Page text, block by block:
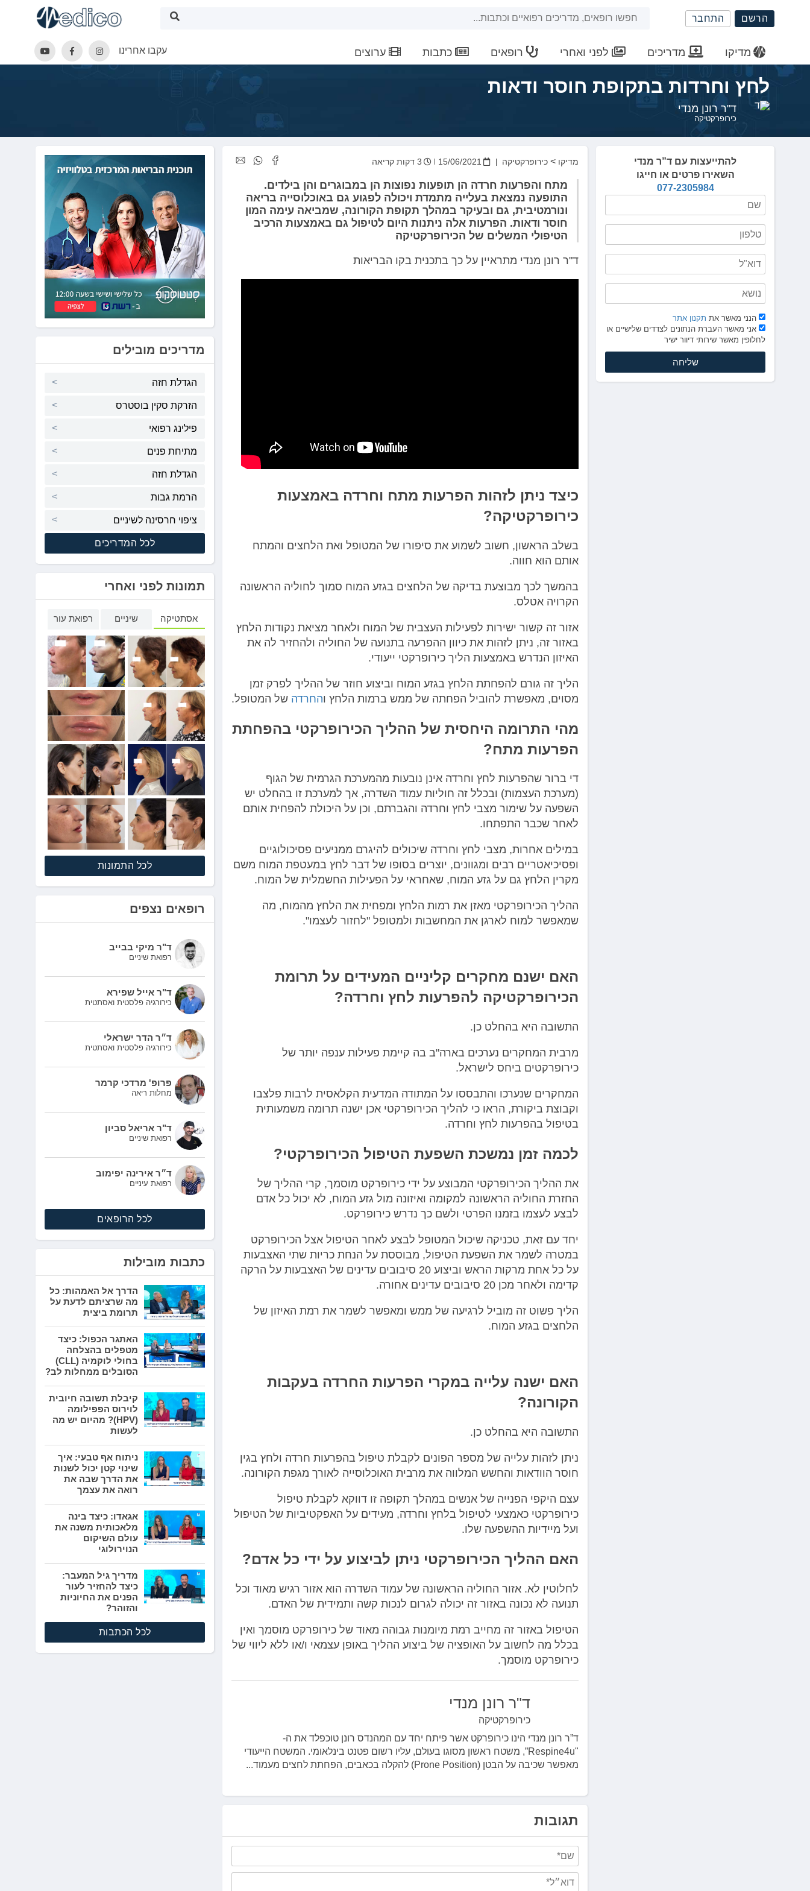
מַעֲרֶכֶת
הָאֲתָר.
הַמִּשְׁתַּמְּשִׁים
הרשם התחבר
חיפוש
מדיקו מדריכים לפני ואחרי רופאים כתבות ערוצים עקבו אחרינו
לחץ וחרדות בתקופת חוסר ודאות
ד"ר רונן מנדי
כירופרקטיקה
להתייעצות עם ד”ר מנדי
השאירו פרטים או חייגו
077-2305984
הנני מאשר את תקנון אתר
אני מאשר העברת הנתונים לצדדים שלישיים או
לחלופין מאשר שירותי דיוור ישיר
מדיקו > כירופרקטיקה 15/06/2021 3 דקות קריאה
מתח והפרעות חרדה הן תופעות נפוצות הן במבוגרים והן בילדים.
התופעה נמצאת בעלייה מתמדת ויכולה לפגוע גם באוכלוסייה בריאה
ונורמטיבית, גם ובעיקר במהלך תקופת הקורונה, שמביאה עימה המון
חוסר ודאות. הפרעות אלה ניתנות היום לטיפול גם באמצעות הרכיב
הטיפולי המשלים של הכירופרקטיקה
ד"ר רונן מנדי מתראיין על כך בתכנית בקו הבריאות
כיצד ניתן לזהות הפרעות מתח וחרדה באמצעות
כירופרקטיקה?
בשלב הראשון, חשוב לשמוע את סיפורו של המטופל ואת הלחצים והמתח
אותם הוא חווה.
בהמשך לכך מבוצעת בדיקה של הלחצים בגזע המוח סמוך לחוליה הראשונה
הקרויה אטלס.
אזור זה קשור ישירות לפעילות העצבית של המוח ולאחר מציאת נקודות הלחץ
באזור זה, ניתן לזהות את כיוון ההפרעה בתנועה של החוליה ולהחזיר לה את
האיזון הנדרש באמצעות הליך כירופרקטי ייעודי.
הליך זה גורם להפחתת הלחץ בגזע המוח וביצוע חוזר של ההליך לפרק זמן
מסוים, מאפשרת להוביל הפחתה של ממש ברמות הלחץ והחרדה של המטופל.
מהי התרומה היחסית של ההליך הכירופרקטי בהפחתת
הפרעות מתח?
די ברור שהפרעות לחץ וחרדה אינן נובעות מהמערכת הגרמית של הגוף
(מערכת העצמות) ובכלל זה חוליות עמוד השדרה, אך למערכת זו בהחלט יש
השפעה על שימור מצבי לחץ וחרדה והגברתם, וכן על היכולת להפחית אותם
לאחר שכבר התפתחו.
במילים אחרות, מצבי לחץ וחרדה שיכולים להיגרם ממניעים פסיכולוגיים
ופסיכיאטריים רבים ומגוונים, יוצרים בסופו של דבר לחץ במעטפת המוח משם
מקרין הלחץ גם על גזע המוח, שאחראי על הפעילות החשמלית של המוח.
ההליך הכירופרקטי מאזן את רמות הלחץ ומפחית את הלחץ מהמוח, מה
שמאפשר למוח לארגן את המחשבות ולמטופל "לחזור לעצמו".
האם ישנם מחקרים קליניים המעידים על תרומת
הכירופרקטיקה להפרעות לחץ וחרדה?
התשובה היא בהחלט כן.
מרבית המחקרים נערכים בארה"ב בה קיימת פעילות ענפה יותר של
כירופרקטים ביחס לישראל.
המחקרים שנערכו והתבססו על המתודה המדעית הקלאסית לרבות פלצבו
וקבוצת ביקורת, הראו כי להליך הכירופרקטי אכן ישנה תרומה משמעותית
בטיפול בהפרעות לחץ וחרדה.
לכמה זמן נמשכת השפעת הטיפול הכירופרקטי?
את ההליך הכירופרקטי המבוצע על ידי כירופרקט מוסמך, קרי ההליך של
החזרת החוליה הראשונה למקומה ואיזונה מול גזע המוח, לא יכול כל אדם
לבצע לעצמו בזמנו הפרטי ולשם כך נדרש כירופרקט.
יחד עם זאת, טכניקה שיכול המטופל לבצע לאחר הטיפול אצל הכירופרקט
במטרה לשמר את השפעת הטיפול, מבוססת על הנחת כריות שתי האצבעות
על כל אחת מרקות הראש וביצוע 20 סיבובים עדינים של האצבעות על הרקה
קדימה ולאחר מכן 20 סיבובים עדינים אחורה.
הליך פשוט זה מוביל לרגיעה של ממש ומאפשר לשמר את רמת האיזון של
הלחצים בגזע המוח.
האם ישנה עלייה במקרי הפרעות החרדה בעקבות
הקורונה?
התשובה היא בהחלט כן.
ניתן לזהות עלייה של מספר הפונים לקבלת טיפול בהפרעות חרדה ולחץ בגין
חוסר הוודאות והחשש המלווה את מרבית האוכלוסייה לאורך מגפת הקורונה.
עצם היקפי הפנייה של אנשים במהלך תקופה זו דווקא לקבלת טיפול
כירופרקטי כאמצעי לטיפול בלחץ וחרדה, מעידים על האפקטיביות של הטיפול
ועל מיידיות ההשפעה שלו.
האם ההליך הכירופרקטי ניתן לביצוע על ידי כל אדם?
לחלוטין לא. אזור החוליה הראשונה של עמוד השדרה הוא אזור רגיש מאוד וכל
תנועה לא נכונה באזור זה יכולה לגרום לנכות קשה ותמידית של האדם.
הטיפול באזור זה מחייב רמת מיומנות גבוהה מאוד של כירופרקט מוסמך ואין
בכלל מה לחשוב על האופציה של ביצוע ההליך באופן עצמאי ו/או ללא ליווי של
כירופרקט מוסמך.
ד"ר רונן מנדי
כירופרקטיקה
ד”ר רונן מנדי הינו כירופרקט אשר פיתח יחד עם המהנדס רונן טוכפלד את ה-
"Respine4u”, משטח ראשון מסוגו בעולם, עליו רשום פטנט בינלאומי. המשטח הייעודי
מאפשר שכיבה על הבטן (Prone Position) להקלה בכאבים, הפחתת לחצים מעמוד...
תגובות
מדריכים מובילים
הגדלת חזה
הזרקת סקין בוסטרס
פילינג רפואי
מתיחת פנים
הגדלת חזה
הרמת גבות
ציפוי חרסינה לשיניים
לכל המדריכים
תמונות לפני ואחרי
אסתטיקה שיניים רפואת עור
לכל התמונות
רופאים נצפים
ד"ר מיקי בבייב
רפואת שיניים
ד"ר אייל שפירא
כירורגיה פלסטית ואסתטית
ד״ר הדר ישראלי
כירורגיה פלסטית ואסתטית
פרופ' מרדכי קרמר
מחלות ריאה
ד"ר אריאל סביון
רפואת שיניים
ד״ר אירינה יפימוב
רפואת עיניים
לכל הרופאים
כתבות מובילות
הדרך אל האמהות: כל
מה שרציתם לדעת על
תרומת ביצית
האתגר הכפול: כיצד
מטפלים בהצלחה
בחולי לוקמיה (CLL)
הסובלים ממחלות לב?
קיבלת תשובה חיובית
לוירוס הפפילומה
(HPV)? מהיום יש מה
לעשות
ניתוח אף טבעי: איך
שינוי קטן יכול לשנות
את הדרך שבה את
רואה את עצמך
אגאדו: כיצד בינה
מלאכותית משנה את
עולם השיקום
הנוירולוגי
מדריך גיל המעבר:
כיצד להחזיר לעור
הפנים את החיוניות
והזוהר?
לכל הכתבות